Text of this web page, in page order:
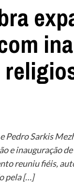
Sarkis
e inauguração
reuniu fiéis,
pela […]